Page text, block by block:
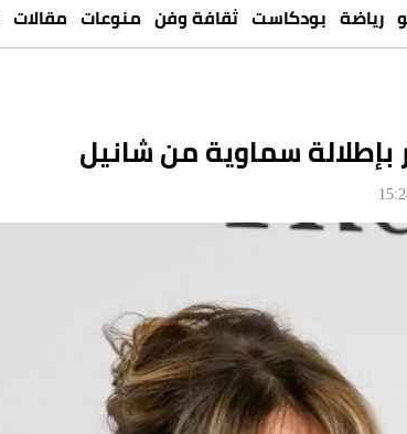
رياضة بودكاست ثقافة وفن منوعات مقالات
بإطلالة سماوية من شانيل